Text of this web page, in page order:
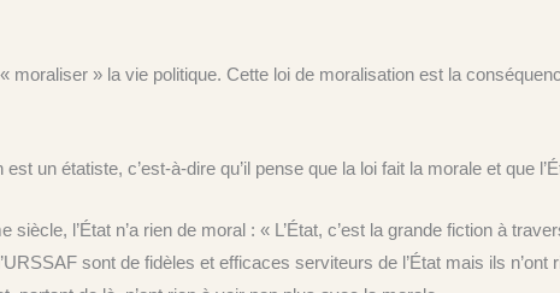
» la vie politique. Cette loi de moralisation est la
un étatiste, c’est-à-dire qu’il pense que la loi fait la morale et que
l’État n’a rien de moral : « L’État, c’est la grande fiction à
sont de fidèles et efficaces serviteurs de l’État mais ils